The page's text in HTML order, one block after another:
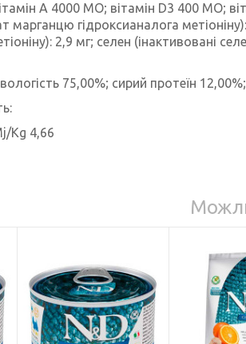
А 4000 МО; вітамін D3 400 МО;
марганцю гідроксианалога
2,9 мг; селен (інактивовані
75,00%; сирий протеїн
/Kg 4,66